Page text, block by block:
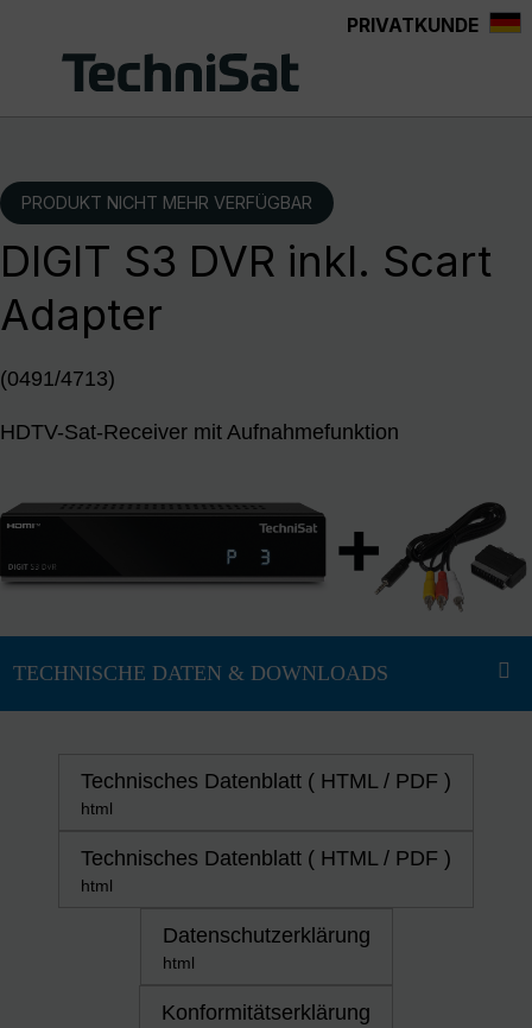
PRIVATKUNDE
PRODUKT NICHT MEHR VERFÜGBAR
DIGIT S3 DVR inkl. Scart
Adapter
(0491/4713)
HDTV-Sat-Receiver mit Aufnahmefunktion
Technisches Datenblatt ( HTML / PDF )
html
Technisches Datenblatt ( HTML / PDF )
html
Datenschutzerklärung
html
Konformitätserklärung